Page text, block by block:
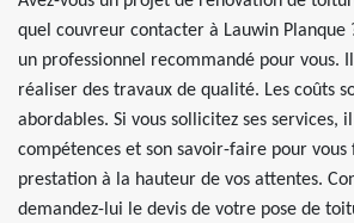
quel couvreur contacter à Lauwin Planque
un professionnel recommandé pour vous.
réaliser des travaux de qualité. Les coûts
abordables. Si vous sollicitez ses services,
compétences et son savoir-faire pour
prestation à la hauteur de vos attentes.
demandez-lui le devis de votre pose de